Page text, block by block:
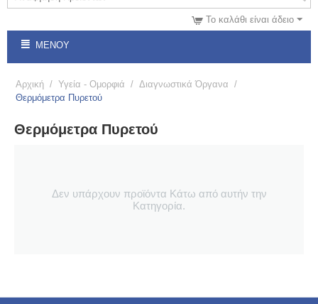
Το καλάθι είναι άδειο
ΜΕΝΟΎ
Αρχική / Υγεία - Ομορφιά / Διαγνωστικά Όργανα /
Θερμόμετρα Πυρετού
Θερμόμετρα Πυρετού
Δεν υπάρχουν προϊόντα Κάτω από αυτήν την
Κατηγορία.